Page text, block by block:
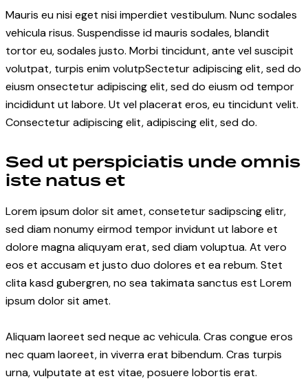
Mauris eu nisi eget nisi imperdiet vestibulum. Nunc sodales
vehicula risus. Suspendisse id mauris sodales, blandit
tortor eu, sodales justo. Morbi tincidunt, ante vel suscipit
volutpat, turpis enim volutpSectetur adipiscing elit, sed do
eiusm onsectetur adipiscing elit, sed do eiusm od tempor
incididunt ut labore. Ut vel placerat eros, eu tincidunt velit.
Consectetur adipiscing elit, adipiscing elit, sed do.
Sed ut perspiciatis unde omnis
iste natus et
Lorem ipsum dolor sit amet, consetetur sadipscing elitr,
sed diam nonumy eirmod tempor invidunt ut labore et
dolore magna aliquyam erat, sed diam voluptua. At vero
eos et accusam et justo duo dolores et ea rebum. Stet
clita kasd gubergren, no sea takimata sanctus est Lorem
ipsum dolor sit amet.
Aliquam laoreet sed neque ac vehicula. Cras congue eros
nec quam laoreet, in viverra erat bibendum. Cras turpis
urna, vulputate at est vitae, posuere lobortis erat.